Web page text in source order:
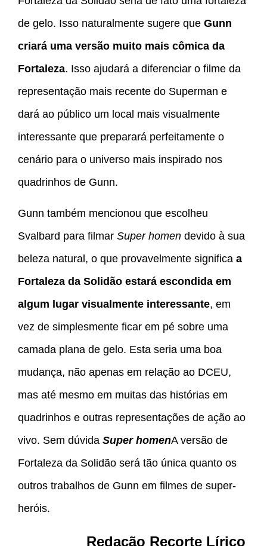
de gelo. Isso naturalmente sugere que Gunn
criará uma versão muito mais cômica da
Fortaleza. Isso ajudará a diferenciar o filme da
representação mais recente do Superman e
dará ao público um local mais visualmente
interessante que preparará perfeitamente o
cenário para o universo mais inspirado nos
quadrinhos de Gunn.
Gunn também mencionou que escolheu
Svalbard para filmar Super homen devido à sua
beleza natural, o que provavelmente significa a
Fortaleza da Solidão estará escondida em
algum lugar visualmente interessante, em
vez de simplesmente ficar em pé sobre uma
camada plana de gelo. Esta seria uma boa
mudança, não apenas em relação ao DCEU,
mas até mesmo em muitas das histórias em
quadrinhos e outras representações de ação ao
vivo. Sem dúvida Super homenA versão de
Fortaleza da Solidão será tão única quanto os
outros trabalhos de Gunn em filmes de super-
heróis.
Redação Recorte Lírico